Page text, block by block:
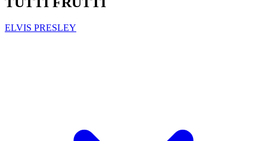
ELVIS PRESLEY